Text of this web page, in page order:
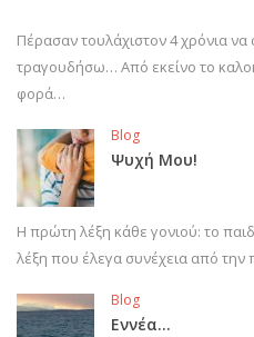
Πέρασαν τουλάχιστον 4 χρόνια
τραγουδήσω… Από εκείνο το
φορά…
Blog
Ψυχή Μου!
Η πρώτη λέξη κάθε γονιού: το
λέξη που έλεγα συνέχεια από
Blog
Εννέα…